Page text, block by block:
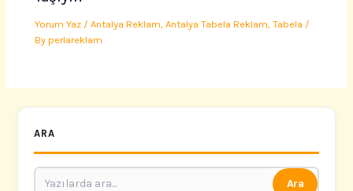
Yorum Yaz /Antalya Reklam,Antalya Tabela Reklam,Tabela /
Byperlareklam
ARA
Ara